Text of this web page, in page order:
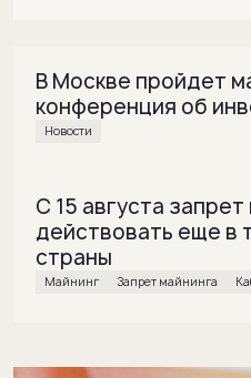
В Москве пройдет
конференция об
Новости
С 15 августа
действовать еще в
страны
майнинг Запрет майнинга